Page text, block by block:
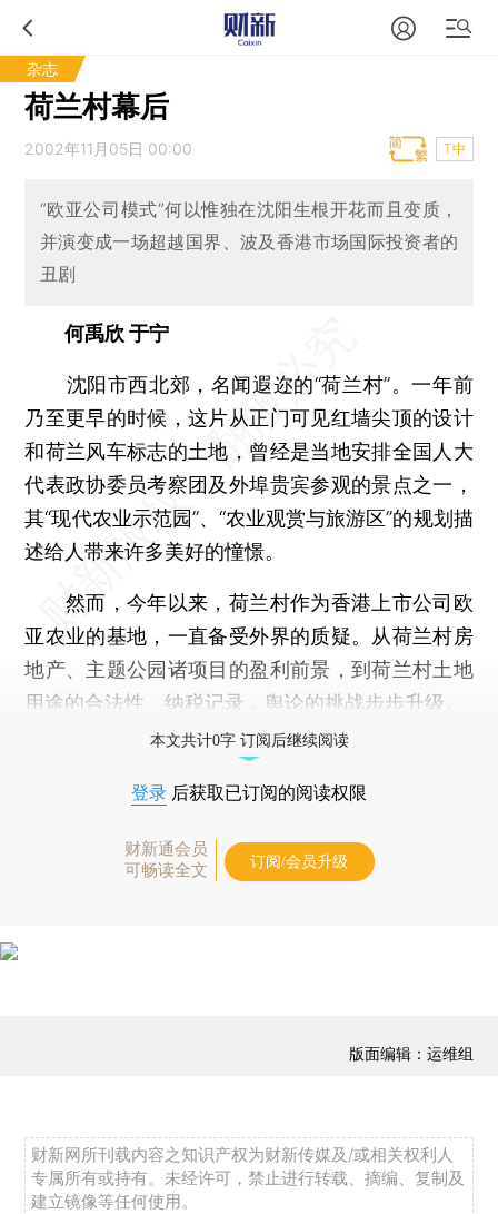
杂志
荷兰村幕后
2002年11月05日 00:00 T中
“欧亚公司模式”何以惟独在沈阳生根开花而且变质，
并演变成一场超越国界、波及香港市场国际投资者的
丑剧
何禹欣 于宁
沈阳市西北郊，名闻遐迩的“荷兰村”。一年前
乃至更早的时候，这片从正门可见红墙尖顶的设计
和荷兰风车标志的土地，曾经是当地安排全国人大
代表政协委员考察团及外埠贵宾参观的景点之一，
其“现代农业示范园”、“农业观赏与旅游区”的规划描
述给人带来许多美好的憧憬。
然而，今年以来，荷兰村作为香港上市公司欧
亚农业的基地，一直备受外界的质疑。从荷兰村房
地产、主题公园诸项目的盈利前景，到荷兰村土地
用途的合法性、纳税记录，舆论的挑战步步升级。
本文共计0字 订阅后继续阅读
登录 后获取已订阅的阅读权限
财新通会员
可畅读全文
订阅/会员升级
版面编辑：运维组
财新网所刊载内容之知识产权为财新传媒及/或相关权利人
专属所有或持有。未经许可，禁止进行转载、摘编、复制及
建立镜像等任何使用。